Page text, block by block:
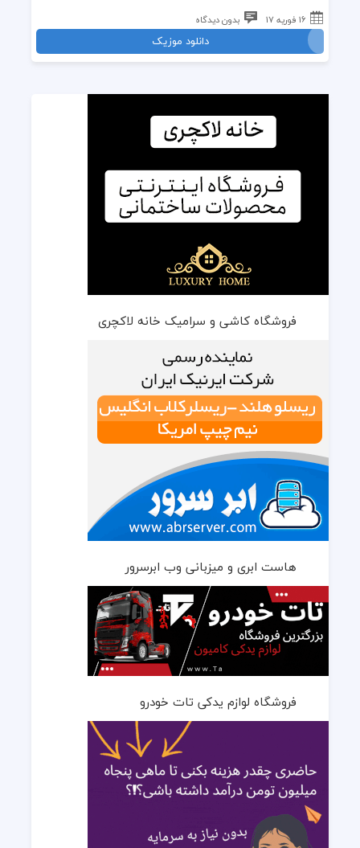
16 فوریه 17 بدون دیدگاه
دانلود موزیک
فروشگاه کاشی و سرامیک خانه لاکچری
هاست ابری و میزبانی وب ابرسرور
فروشگاه لوازم یدکی تات خودرو